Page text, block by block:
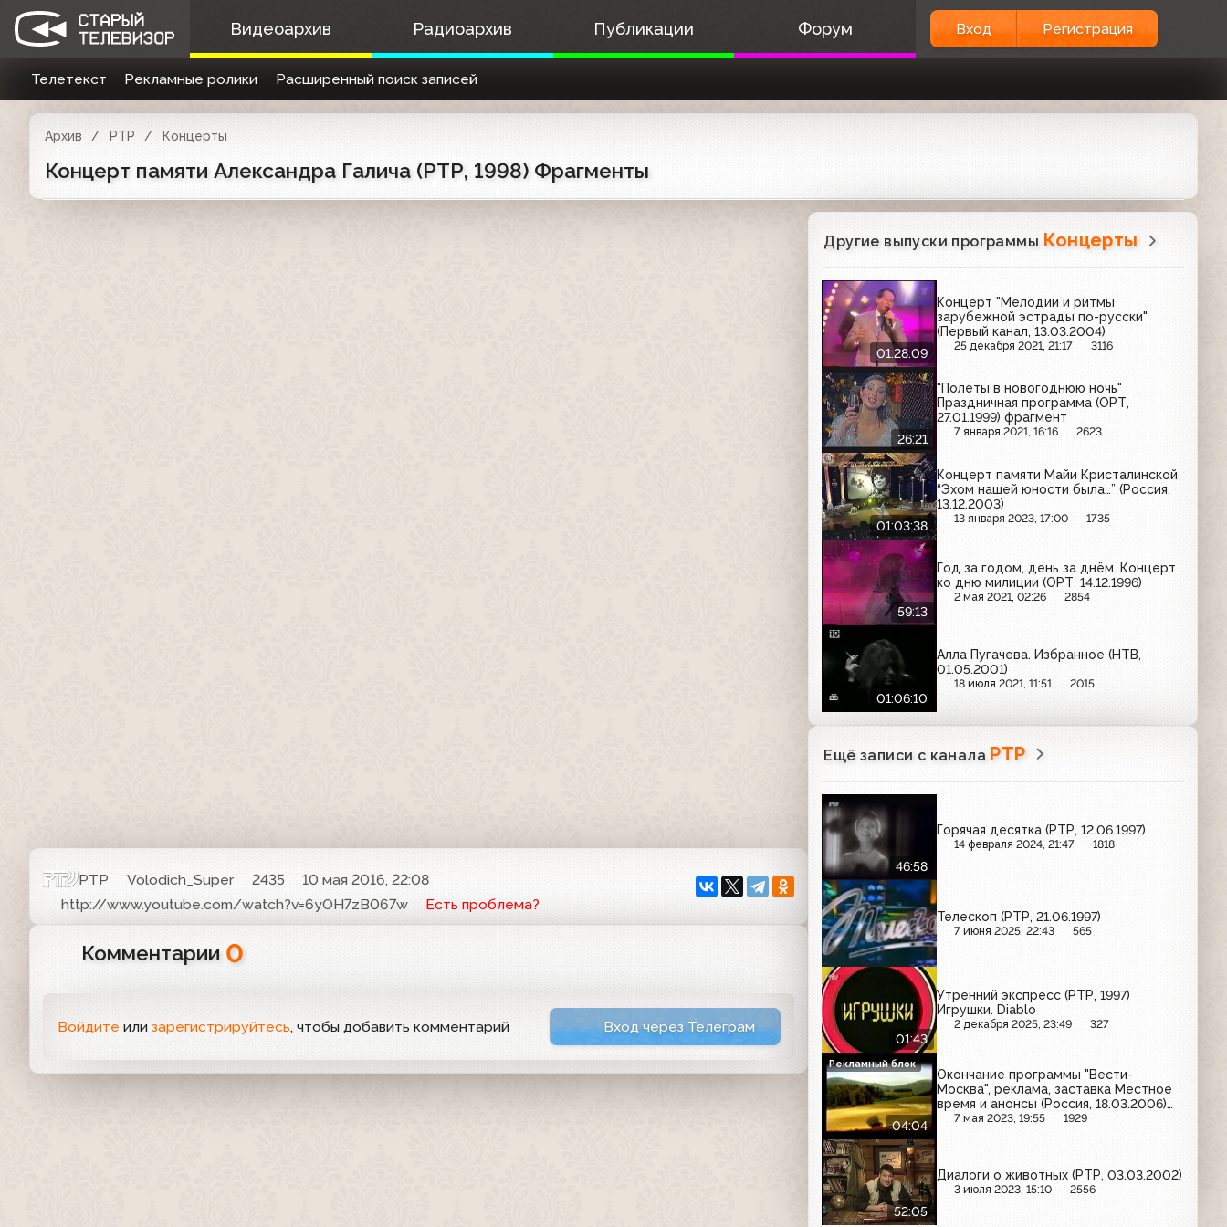
Видеоархив Радиоархив Публикации Форум Вход Регистрация
Телетекст Рекламные ролики Расширенный поиск записей
Архив РТР Концерты
Концерт памяти Александра Галича (РТР, 1998) Фрагменты
РТР Volodich_Super 2435
10 мая 2016, 22:08
http://www.youtube.com/watch?v=6yOH7zB067w
Есть проблема?
Комментарии 0
Войдите или зарегистрируйтесь, чтобы добавить комментарий Вход через Телеграм
Другие выпуски программы Концерты
01:28:09
Концерт "Мелодии и ритмы
зарубежной эстрады по-русски"
(Первый канал, 13.03.2004)
25 декабря 2021, 21:17 3116
26:21
"Полеты в новогоднюю ночь"
Праздничная программа (ОРТ,
27.01.1999) фрагмент
7 января 2021, 16:16 2623
01:03:38
Концерт памяти Майи Кристалинской
“Эхом нашей юности была…” (Россия,
13.12.2003)
13 января 2023, 17:00 1735
59:13
Год за годом, день за днём. Концерт
ко дню милиции (ОРТ, 14.12.1996)
2 мая 2021, 02:26 2854
01:06:10
Алла Пугачева. Избранное (НТВ,
01.05.2001)
18 июля 2021, 11:51 2015
Ещё записи с канала РТР
46:58
Горячая десятка (РТР, 12.06.1997)
14 февраля 2024, 21:47 1818
Телескоп (РТР, 21.06.1997)
7 июня 2025, 22:43 565
01:43
Утренний экспресс (РТР, 1997)
Игрушки. Diablo
2 декабря 2025, 23:49 327
04:04
Окончание программы "Вести-
Москва", реклама, заставка Местное
время и анонсы (Россия, 18.03.2006)
Gorenje, Скит, Skylink, Рузское молоко,
7 мая 2023, 19:55 1929
Рекламный блок
52:05
Диалоги о животных (РТР, 03.03.2002)
3 июля 2023, 15:10 2556